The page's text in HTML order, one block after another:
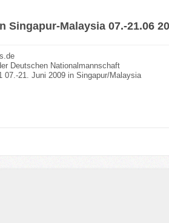
Singapur-Malaysia 07.-21.06
Deutschen Nationalmannschaft
07.-21. Juni 2009 in Singapur/Malaysia